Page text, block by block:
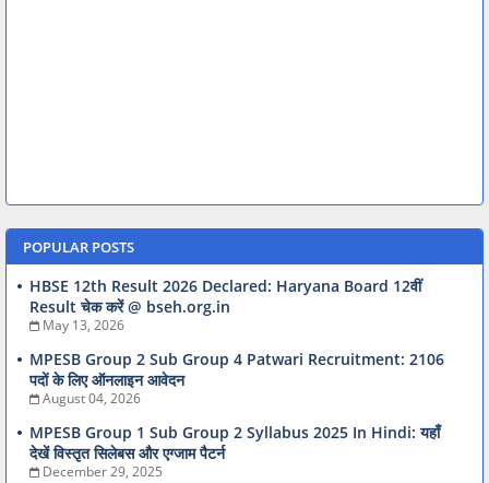
POPULAR POSTS
HBSE 12th Result 2026 Declared: Haryana Board 12वीं
Result चेक करें @ bseh.org.in
May 13, 2026
MPESB Group 2 Sub Group 4 Patwari Recruitment: 2106
पदों के लिए ऑनलाइन आवेदन
August 04, 2026
MPESB Group 1 Sub Group 2 Syllabus 2025 In Hindi: यहाँ
देखें विस्तृत सिलेबस और एग्जाम पैटर्न
December 29, 2025